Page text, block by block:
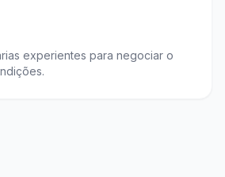
experientes para negociar o